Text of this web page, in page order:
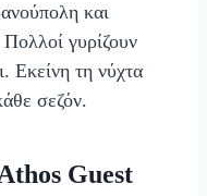
και
γυρίζουν
Εκείνη τη νύχτα
σεζόν.
Guest